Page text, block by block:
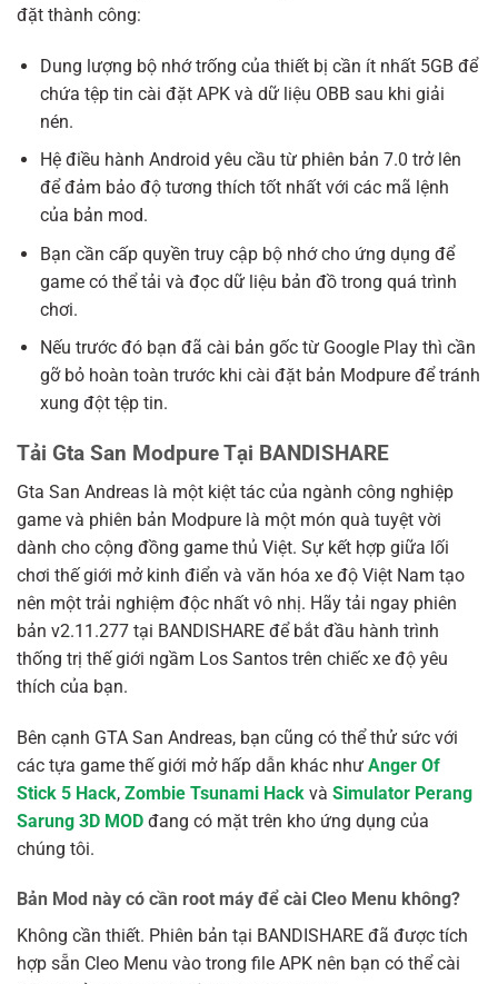
đặt thành công:
Dung lượng bộ nhớ trống của thiết bị cần ít nhất 5GB để
chứa tệp tin cài đặt APK và dữ liệu OBB sau khi giải
nén.
Hệ điều hành Android yêu cầu từ phiên bản 7.0 trở lên
để đảm bảo độ tương thích tốt nhất với các mã lệnh
của bản mod.
Bạn cần cấp quyền truy cập bộ nhớ cho ứng dụng để
game có thể tải và đọc dữ liệu bản đồ trong quá trình
chơi.
Nếu trước đó bạn đã cài bản gốc từ Google Play thì cần
gỡ bỏ hoàn toàn trước khi cài đặt bản Modpure để tránh
xung đột tệp tin.
Tải Gta San Modpure Tại BANDISHARE
Gta San Andreas là một kiệt tác của ngành công nghiệp
game và phiên bản Modpure là một món quà tuyệt vời
dành cho cộng đồng game thủ Việt. Sự kết hợp giữa lối
chơi thế giới mở kinh điển và văn hóa xe độ Việt Nam tạo
nên một trải nghiệm độc nhất vô nhị. Hãy tải ngay phiên
bản v2.11.277 tại BANDISHARE để bắt đầu hành trình
thống trị thế giới ngầm Los Santos trên chiếc xe độ yêu
thích của bạn.
Bên cạnh GTA San Andreas, bạn cũng có thể thử sức với
các tựa game thế giới mở hấp dẫn khác như Anger Of
Stick 5 Hack, Zombie Tsunami Hack và Simulator Perang
Sarung 3D MOD đang có mặt trên kho ứng dụng của
chúng tôi.
Bản Mod này có cần root máy để cài Cleo Menu không?
Không cần thiết. Phiên bản tại BANDISHARE đã được tích
hợp sẵn Cleo Menu vào trong file APK nên bạn có thể cài